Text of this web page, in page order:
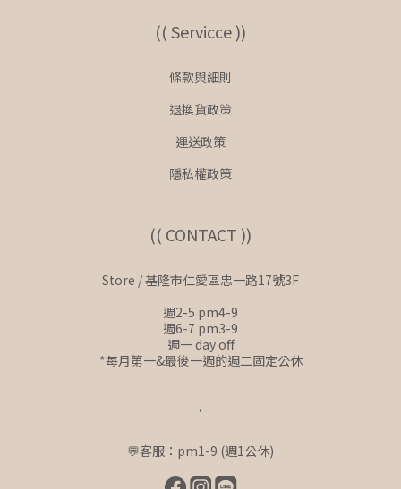
(( Servicce ))
條款與細則
退換貨政策
運送政策
隱私權政策
(( CONTACT ))
Store / 基隆市仁愛區忠一路17號3F
週2-5 pm4-9
週6-7 pm3-9
週一 day off
*每月第一&最後一週的週二固定公休
.
💬客服：pm1-9 (週1公休)